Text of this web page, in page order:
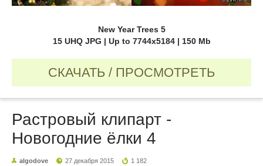
New Year Trees 5
15 UHQ JPG | Up to 7744x5184 | 150 Mb
СКАЧАТЬ / ПРОСМОТРЕТЬ
Растровый клипарт -
Новогодние ёлки 4
algodove 27 декабря 2015 1 182